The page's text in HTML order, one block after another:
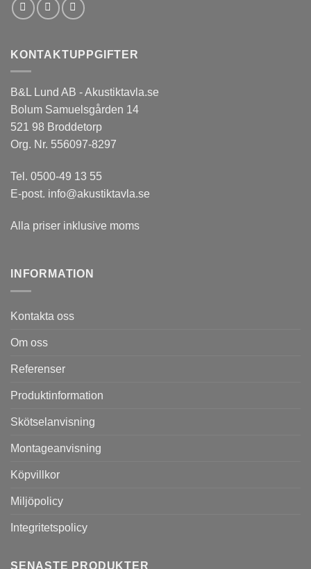
KONTAKTUPPGIFTER
B&L Lund AB - Akustiktavla.se
Bolum Samuelsgården 14
521 98 Broddetorp
Org. Nr. 556097-8297
Tel. 0500-49 13 55
E-post. info@akustiktavla.se
Alla priser inklusive moms
INFORMATION
Kontakta oss
Om oss
Referenser
Produktinformation
Skötselanvisning
Montageanvisning
Köpvillkor
Miljöpolicy
Integritetspolicy
SENASTE PRODUKTER